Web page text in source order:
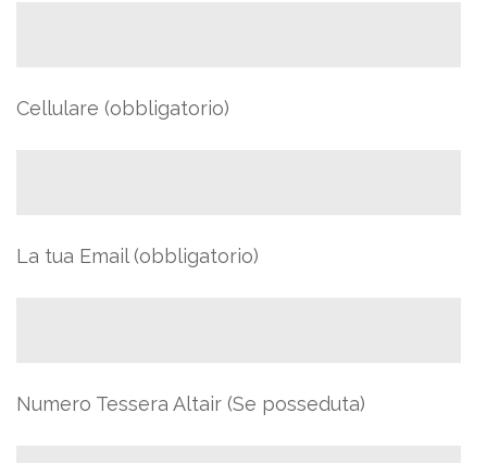
Cellulare (obbligatorio)
La tua Email (obbligatorio)
Numero Tessera Altair (Se posseduta)